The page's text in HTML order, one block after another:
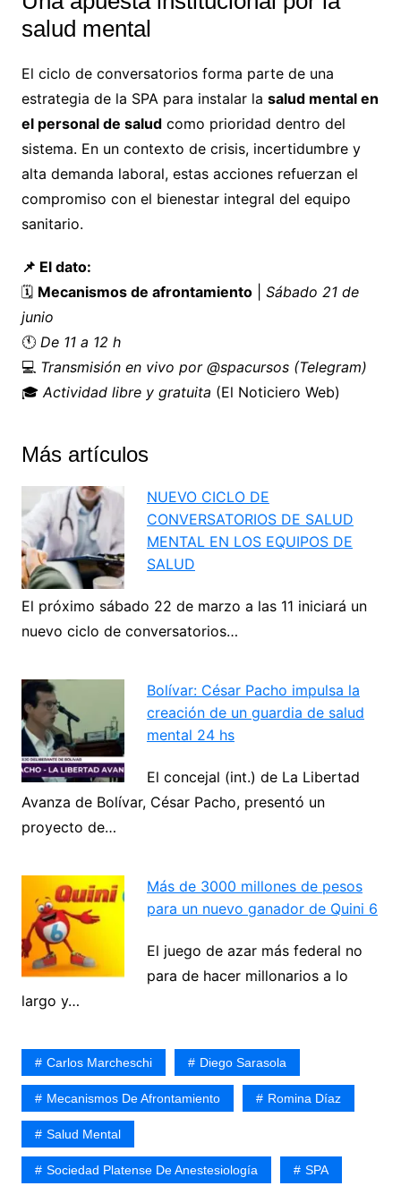
salud mental
El ciclo de conversatorios forma parte de una
estrategia de la SPA para instalar la salud mental en
el personal de saludcomo prioridad dentro del
sistema. En un contexto de crisis, incertidumbre y
alta demanda laboral, estas acciones refuerzan el
compromiso con el bienestar integral del equipo
sanitario.
📌 El dato:
🗓️ Mecanismos de afrontamiento| Sábado 21 de
junio
🕚 De 11 a 12 h
💻 Transmisión en vivo por @spacursos (Telegram)
🎓Actividad libre y gratuita (El Noticiero Web)
Más artículos
NUEVO CICLO DE
CONVERSATORIOS DE SALUD
MENTAL EN LOS EQUIPOS DE
SALUD
El próximo sábado 22 de marzo a las 11 iniciará un
nuevo ciclo de conversatorios…
Bolívar: César Pacho impulsa la
creación de un guardia de salud
mental 24 hs
El concejal (int.) de La Libertad
Avanza de Bolívar, César Pacho, presentó un
proyecto de…
Más de 3000 millones de pesos
para un nuevo ganador de Quini 6
El juego de azar más federal no
para de hacer millonarios a lo
largo y…
Carlos Marcheschi Diego Sarasola
Mecanismos De Afrontamiento Romina Díaz
Salud Mental
Sociedad Platense De Anestesiología SPA